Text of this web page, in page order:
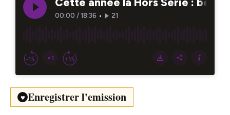
♥ Enregistrer l'emission